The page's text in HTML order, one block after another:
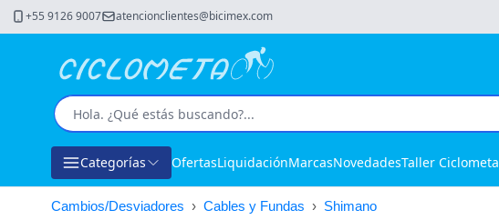
+55 9126 9007 atencionclientes@bicimex.com
Categorías OfertasLiquidaciónMarcasNovedadesTaller Ciclometa
Cambios/Desviadores › Cables y Fundas › Shimano